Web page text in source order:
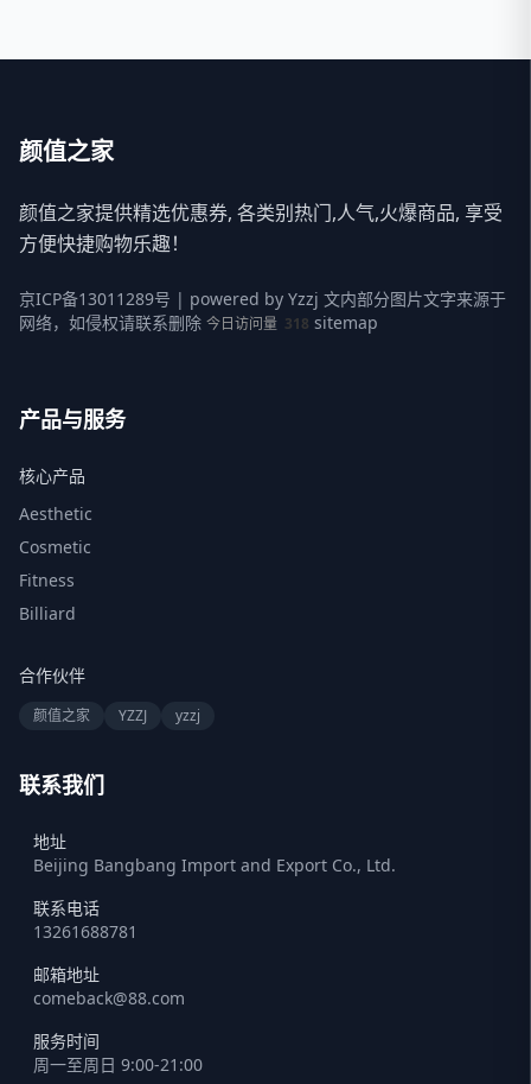
颜值之家
颜值之家提供精选优惠券, 各类别热门,人气,火爆商品, 享受
方便快捷购物乐趣！
京ICP备13011289号 | powered by Yzzj 文内部分图片文字来源于
网络，如侵权请联系删除 今日访问量 318 sitemap
产品与服务
核心产品
Aesthetic
Cosmetic
Fitness
Billiard
合作伙伴
颜值之家 YZZJ yzzj
联系我们
地址
Beijing Bangbang Import and Export Co., Ltd.
联系电话
13261688781
邮箱地址
comeback@88.com
服务时间
周一至周日 9:00-21:00